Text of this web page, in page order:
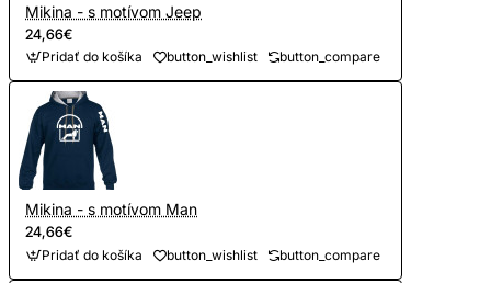
Mikina - s motívom Jeep
24,66€
Pridať do košíka button_wishlist button_compare
Mikina - s motívom Man
24,66€
Pridať do košíka button_wishlist button_compare